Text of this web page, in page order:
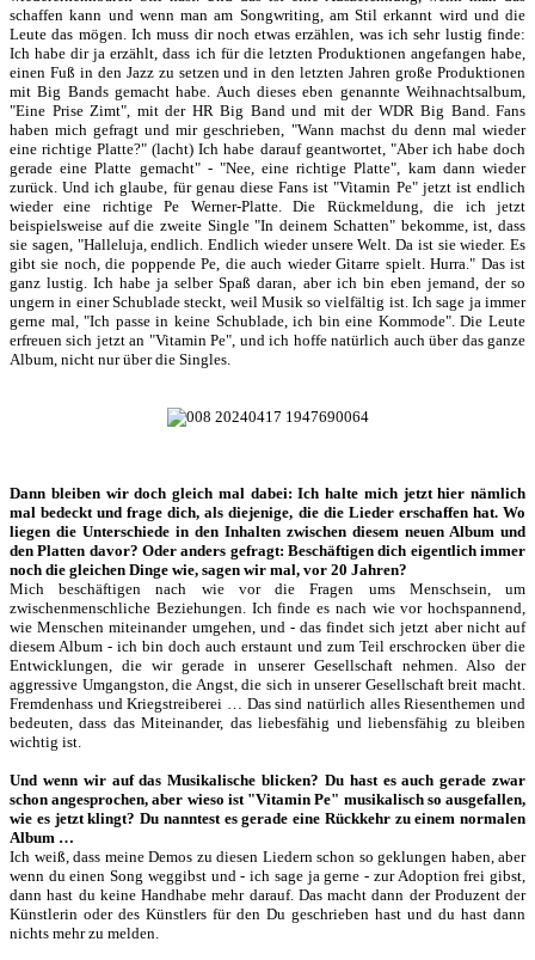
schaffen kann und wenn man am Songwriting, am Stil erkannt wird und die
Leute das mögen. Ich muss dir noch etwas erzählen, was ich sehr lustig finde:
Ich habe dir ja erzählt, dass ich für die letzten Produktionen angefangen habe,
einen Fuß in den Jazz zu setzen und in den letzten Jahren große Produktionen
mit Big Bands gemacht habe. Auch dieses eben genannte Weihnachtsalbum,
"Eine Prise Zimt", mit der HR Big Band und mit der WDR Big Band. Fans
haben mich gefragt und mir geschrieben, "Wann machst du denn mal wieder
eine richtige Platte?" (lacht) Ich habe darauf geantwortet, "Aber ich habe doch
gerade eine Platte gemacht" - "Nee, eine richtige Platte", kam dann wieder
zurück. Und ich glaube, für genau diese Fans ist "Vitamin Pe" jetzt ist endlich
wieder eine richtige Pe Werner-Platte. Die Rückmeldung, die ich jetzt
beispielsweise auf die zweite Single "In deinem Schatten" bekomme, ist, dass
sie sagen, "Halleluja, endlich. Endlich wieder unsere Welt. Da ist sie wieder. Es
gibt sie noch, die poppende Pe, die auch wieder Gitarre spielt. Hurra." Das ist
ganz lustig. Ich habe ja selber Spaß daran, aber ich bin eben jemand, der so
ungern in einer Schublade steckt, weil Musik so vielfältig ist. Ich sage ja immer
gerne mal, "Ich passe in keine Schublade, ich bin eine Kommode". Die Leute
erfreuen sich jetzt an "Vitamin Pe", und ich hoffe natürlich auch über das ganze
Album, nicht nur über die Singles.
Dann bleiben wir doch gleich mal dabei: Ich halte mich jetzt hier nämlich
mal bedeckt und frage dich, als diejenige, die die Lieder erschaffen hat. Wo
liegen die Unterschiede in den Inhalten zwischen diesem neuen Album und
den Platten davor? Oder anders gefragt: Beschäftigen dich eigentlich immer
noch die gleichen Dinge wie, sagen wir mal, vor 20 Jahren?
Mich beschäftigen nach wie vor die Fragen ums Menschsein, um
zwischenmenschliche Beziehungen. Ich finde es nach wie vor hochspannend,
wie Menschen miteinander umgehen, und - das findet sich jetzt aber nicht auf
diesem Album - ich bin doch auch erstaunt und zum Teil erschrocken über die
Entwicklungen, die wir gerade in unserer Gesellschaft nehmen. Also der
aggressive Umgangston, die Angst, die sich in unserer Gesellschaft breit macht.
Fremdenhass und Kriegstreiberei … Das sind natürlich alles Riesenthemen und
bedeuten, dass das Miteinander, das liebesfähig und liebensfähig zu bleiben
wichtig ist.
Und wenn wir auf das Musikalische blicken? Du hast es auch gerade zwar
schon angesprochen, aber wieso ist "Vitamin Pe" musikalisch so ausgefallen,
wie es jetzt klingt? Du nanntest es gerade eine Rückkehr zu einem normalen
Album …
Ich weiß, dass meine Demos zu diesen Liedern schon so geklungen haben, aber
wenn du einen Song weggibst und - ich sage ja gerne - zur Adoption frei gibst,
dann hast du keine Handhabe mehr darauf. Das macht dann der Produzent der
Künstlerin oder des Künstlers für den Du geschrieben hast und du hast dann
nichts mehr zu melden.